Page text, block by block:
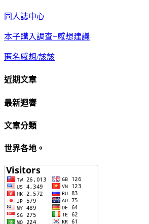
同人誌中心
本子購入調查+感想建議
匿名感想/該該
近期文章
最新迴響
文章分類
世界各地。